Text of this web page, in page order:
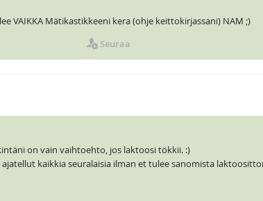
VAIKKA Mätikastikkeeni kera (ohje keittokirjassani) NAM ;)
Seuraa
on vain vaihtoehto, jos laktoosi tökkii. :)
ajatellut kaikkia seuralaisia ilman et tulee sanomista